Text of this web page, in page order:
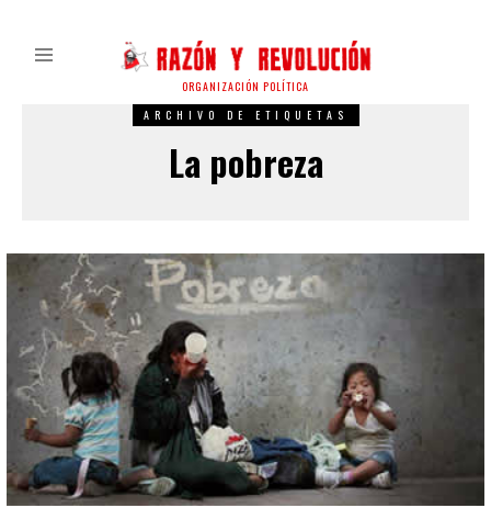
ORGANIZACIÓN POLÍTICA
ARCHIVO DE ETIQUETAS
La pobreza